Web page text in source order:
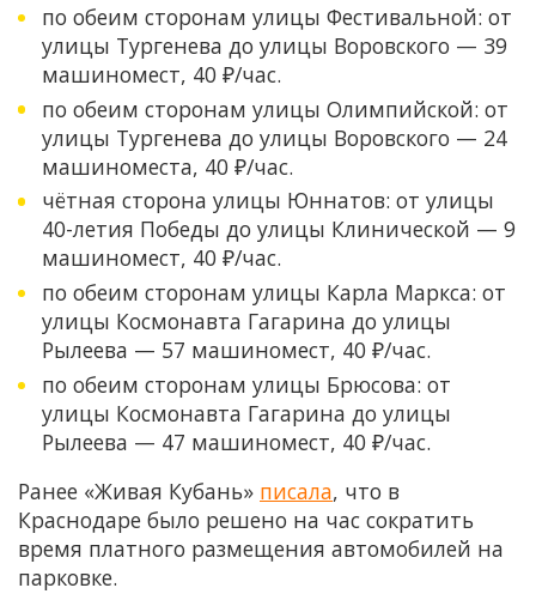
по обеим сторонам улицы Фестивальной: от
улицы Тургенева до улицы Воровского — 39
машиномест, 40 ₽/час.
по обеим сторонам улицы Олимпийской: от
улицы Тургенева до улицы Воровского — 24
машиноместа, 40 ₽/час.
чётная сторона улицы Юннатов: от улицы
40-летия Победы до улицы Клинической — 9
машиномест, 40 ₽/час.
по обеим сторонам улицы Карла Маркса: от
улицы Космонавта Гагарина до улицы
Рылеева — 57 машиномест, 40 ₽/час.
по обеим сторонам улицы Брюсова: от
улицы Космонавта Гагарина до улицы
Рылеева — 47 машиномест, 40 ₽/час.
Ранее «Живая Кубань» писала, что в
Краснодаре было решено на час сократить
время платного размещения автомобилей на
парковке.